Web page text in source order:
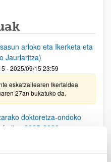
arloko eta Ikerketa eta
Jaurlaritza)
- 2025/09/15 23:59
eskatzailearen Ikertaldea
27an bukatuko da.
doktoretza-ondoko
2025-2028
lortzeko epea 2025/09/10